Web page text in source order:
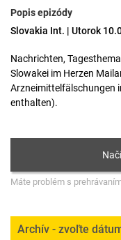
Popis epizódy
Slovakia Int. | Utorok
Nachrichten,
Slowakei im Herzen
Arzneimittelfälschungen
enthalten).
Máte problém s
Archív - zvoľte